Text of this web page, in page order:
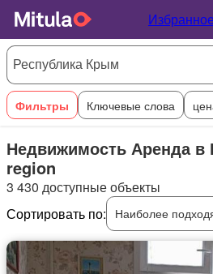
Избранное
Фильтры Ключевые слова
Недвижимость Аренда в
region
3 430 доступные объекты
Сортировать по:
Наиболее